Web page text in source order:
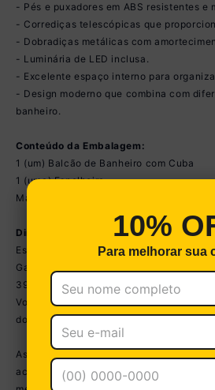
- Pés e puxadores em ABS resistentes e
- Corrediças telescópicas que
- Dobradiças metálicas com
- Luminária de LED inclusa.
- Excelente espaço interno para
- Design moderno que combina com
banheiro.
Conteúdo da Embalagem:
1 (um) Balcão de Banheiro com Cuba
1 (uma) Espelheira
Manual de Montagem e Kit Ferragem
Dimensões do Produto Montado:
Espelheira: Altura: 80cm | Largura: 80cm
Gabinete com Cuba: Altura: 99cm |
39cm
Você pode consultar as medidas
do produto.
As cores do produto podem sofrer
acordo com as configurações do seu
10%
Para melhorar sua